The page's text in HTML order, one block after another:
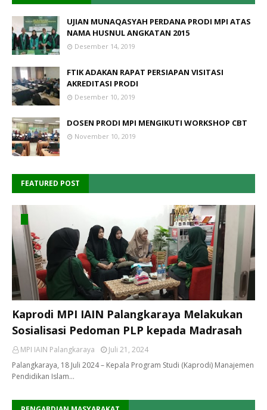
UJIAN MUNAQASYAH PERDANA PRODI MPI ATAS
NAMA HUSNUL ANGKATAN 2015
Desember 14, 2019
FTIK ADAKAN RAPAT PERSIAPAN VISITASI
AKREDITASI PRODI
Desember 10, 2019
DOSEN PRODI MPI MENGIKUTI WORKSHOP CBT
November 10, 2019
FEATURED POST
Kaprodi MPI IAIN Palangkaraya Melakukan
Sosialisasi Pedoman PLP kepada Madrasah
MPI IAIN Palangkaraya
Juli 21, 2024
Palangkaraya, 18 Juli 2024 – Kepala Program Studi (Kaprodi) Manajemen
Pendidikan Islam…